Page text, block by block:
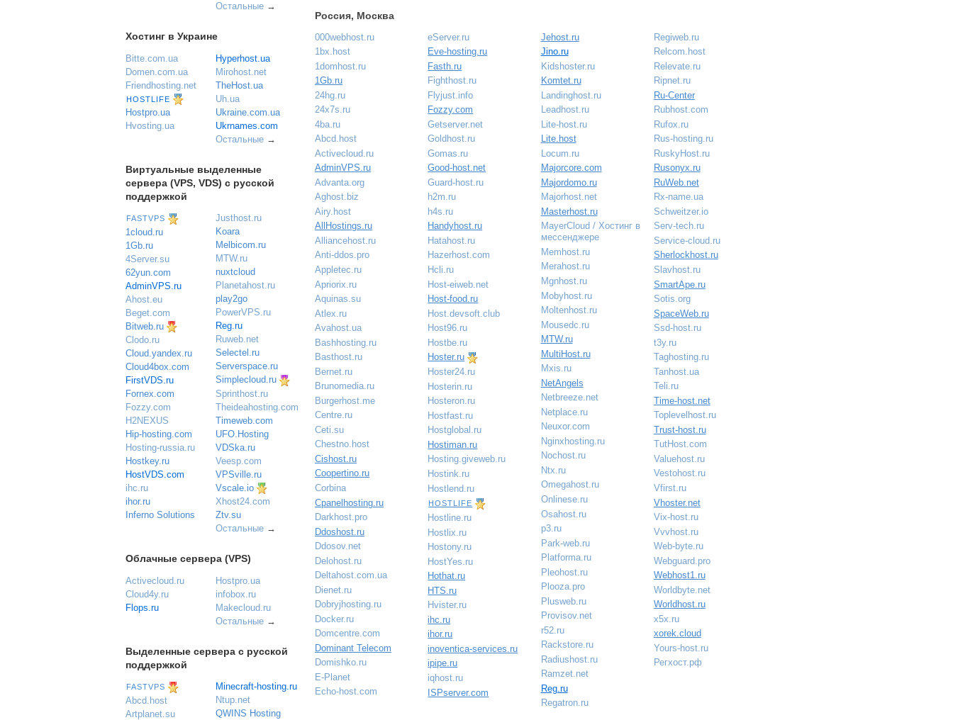
Россия, Москва
000webhost.ru
1bx.host
1domhost.ru
1Gb.ru
24hg.ru
24x7s.ru
4ba.ru
Abcd.host
Activecloud.ru
AdminVPS.ru
Advanta.org
Aghost.biz
Airy.host
AllHostings.ru
Alliancehost.ru
Anti-ddos.pro
Appletec.ru
Apriorix.ru
Aquinas.su
Atlex.ru
Avahost.ua
Bashhosting.ru
Basthost.ru
Bernet.ru
Brunomedia.ru
Burgerhost.me
Centre.ru
Ceti.su
Chestno.host
Cishost.ru
Coopertino.ru
Corbina
Cpanelhosting.ru
Darkhost.pro
Ddoshost.ru
Ddosov.net
Delohost.ru
Deltahost.com.ua
Dienet.ru
Dobryjhosting.ru
Docker.ru
Domcentre.com
Dominant Telecom
Domishko.ru
E-Planet
Echo-host.com
eServer.ru
Eve-hosting.ru
Fasth.ru
Fighthost.ru
Flyjust.info
Fozzy.com
Getserver.net
Goldhost.ru
Gomas.ru
Good-host.net
Guard-host.ru
h2m.ru
h4s.ru
Handyhost.ru
Hatahost.ru
Hazerhost.com
Hcli.ru
Host-eiweb.net
Host-food.ru
Host.devsoft.club
Host96.ru
Hostbe.ru
Hoster.ru
Hoster24.ru
Hosterin.ru
Hosteron.ru
Hostfast.ru
Hostglobal.ru
Hostiman.ru
Hosting.giveweb.ru
Hostink.ru
Hostlend.ru
HOSTLIFE
Hostline.ru
Hostlix.ru
Hostony.ru
HostYes.ru
Hothat.ru
HTS.ru
Hvister.ru
ihc.ru
ihor.ru
inoventica-services.ru
ipipe.ru
iqhost.ru
ISPserver.com
Jehost.ru
Jino.ru
Kidshoster.ru
Komtet.ru
Landinghost.ru
Leadhost.ru
Lite-host.ru
Lite.host
Locum.ru
Majorcore.com
Majordomo.ru
Majorhost.net
Masterhost.ru
MayerCloud / Хостинг в
мессенджере
Memhost.ru
Merahost.ru
Mgnhost.ru
Mobyhost.ru
Moltenhost.ru
Mousedc.ru
MTW.ru
MultiHost.ru
Mxis.ru
NetAngels
Netbreeze.net
Netplace.ru
Neuxor.com
Nginxhosting.ru
Nochost.ru
Ntx.ru
Omegahost.ru
Onlinese.ru
Osahost.ru
p3.ru
Park-web.ru
Platforma.ru
Pleohost.ru
Plooza.pro
Plusweb.ru
Provisov.net
r52.ru
Rackstore.ru
Radiushost.ru
Ramzet.net
Reg.ru
Regatron.ru
Regiweb.ru
Relcom.host
Relevate.ru
Ripnet.ru
Ru-Center
Rubhost.com
Rufox.ru
Rus-hosting.ru
RuskyHost.ru
Rusonyx.ru
RuWeb.net
Rx-name.ua
Schweitzer.io
Serv-tech.ru
Service-cloud.ru
Sherlockhost.ru
Slavhost.ru
SmartApe.ru
Sotis.org
SpaceWeb.ru
Ssd-host.ru
t3y.ru
Taghosting.ru
Tanhost.ua
Teli.ru
Time-host.net
Toplevelhost.ru
Trust-host.ru
TutHost.com
Valuehost.ru
Vestohost.ru
Vfirst.ru
Vhoster.net
Vix-host.ru
Vvvhost.ru
Web-byte.ru
Webguard.pro
Webhost1.ru
Worldbyte.net
Worldhost.ru
x5x.ru
xorek.cloud
Yours-host.ru
Регхост.рф
Остальные →
Хостинг в Украине
Bitte.com.ua
Domen.com.ua
Friendhosting.net
HOSTLIFE
Hostpro.ua
Hvosting.ua
Hyperhost.ua
Mirohost.net
TheHost.ua
Uh.ua
Ukraine.com.ua
Ukrnames.com
Остальные →
Виртуальные выделенные
сервера (VPS, VDS) с русской
поддержкой
FASTVPS
1cloud.ru
1Gb.ru
4Server.su
62yun.com
AdminVPS.ru
Ahost.eu
Beget.com
Bitweb.ru
Clodo.ru
Cloud.yandex.ru
Cloud4box.com
FirstVDS.ru
Fornex.com
Fozzy.com
H2NEXUS
Hip-hosting.com
Hosting-russia.ru
Hostkey.ru
HostVDS.com
ihc.ru
ihor.ru
Inferno Solutions
Justhost.ru
Koara
Melbicom.ru
MTW.ru
nuxtcloud
Planetahost.ru
play2go
PowerVPS.ru
Reg.ru
Ruweb.net
Selectel.ru
Serverspace.ru
Simplecloud.ru
Sprinthost.ru
Theideahosting.com
Timeweb.com
UFO.Hosting
VDSka.ru
Veesp.com
VPSville.ru
Vscale.io
Xhost24.com
Ztv.su
Остальные →
Облачные сервера (VPS)
Activecloud.ru
Cloud4y.ru
Flops.ru
Hostpro.ua
infobox.ru
Makecloud.ru
Остальные →
Выделенные сервера с русской
поддержкой
FASTVPS
Abcd.host
Artplanet.su
Minecraft-hosting.ru
Ntup.net
QWINS Hosting